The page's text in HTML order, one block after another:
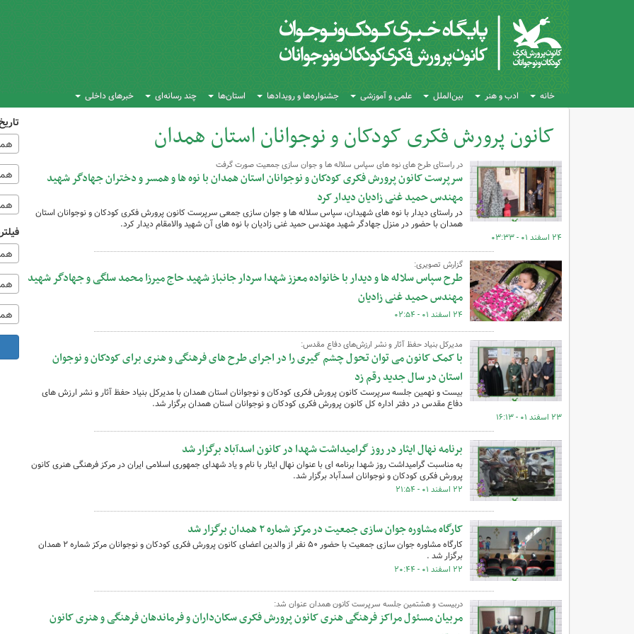
خانه ادب و هنر بین‌الملل علمی و آموزشی جشنواره‌ها و رویدادها استان‌ها چند رسانه‌ای خبرهای داخلی
کانون پرورش فکری کودکان و نوجوانان استان همدان
کل اخبار:554 در راستای طرح های نوه های سپاس سلاله ها و جوان سازی جمعیت صورت گرفت
سرپرست کانون پرورش فکری کودکان و نوجوانان استان همدان با نوه ها و همسر و دختران جهادگر شهید
مهندس حمید غنی زادیان دیدار کرد
در راستای دیدار با نوه های شهیدان، سپاس سلاله ها و جوان سازی جمعی سرپرست کانون پرورش فکری کودکان و نوجوانان استان
همدان با حضور در منزل جهادگر شهید مهندس حمید غنی زادیان با نوه های آن شهید والامقام دیدار کرد.
۲۴ اسفند ۰۱ - ۰۳:۳۳
گزارش تصویری:
طرح سپاس سلاله ها و دیدار با خانواده معزز شهدا سردار جانباز شهید حاج میرزا محمد سلگی و جهادگر شهید
مهندس حمید غنی زادیان
۲۴ اسفند ۰۱ - ۰۲:۵۴
مدیرکل بنیاد حفظ آثار و نشر ارزش‌های دفاع مقدس:
با کمک کانون می توان تحول چشم گیری را در اجرای طرح های فرهنگی و هنری برای کودکان و نوجوان
استان در سال جدید رقم زد
بیست و نهمین جلسه سرپرست کانون پرورش فکری کودکان و نوجوانان استان همدان با مدیرکل بنیاد حفظ آثار و نشر ارزش های
دفاع مقدس در دفتر اداره کل کانون پرورش فکری کودکان و نوجوانان استان همدان برگزار شد.
۲۳ اسفند ۰۱ - ۱۶:۱۳
برنامه نهال ایثار در روز گرامیداشت شهدا در کانون اسدآباد برگزار شد
به مناسبت گرامیداشت روز شهدا برنامه ای با عنوان نهال ایثار با نام و یاد شهدای جمهوری اسلامی ایران در مرکز فرهنگی هنری کانون
پرورش فکری کودکان و نوجوانان اسدآباد برگزار شد.
۲۲ اسفند ۰۱ - ۲۱:۵۴
کارگاه مشاوره جوان سازی جمعیت در مرکز شماره ۲ همدان برگزار شد
کارگاه مشاوره جوان سازی جمعیت با حضور ۵۰ نفر از والدین اعضای کانون پرورش فکری کودکان و نوجوانان مرکز شماره ۲ همدان
برگزار شد .
۲۲ اسفند ۰۱ - ۲۰:۴۴
دربیست و هشتمین جلسه سرپرست کانون همدان عنوان شد:
مربیان مسئول مراکز فرهنگی هنری کانون پرورش فکری سکان‌داران و فرماندهان فرهنگی و هنری کانون